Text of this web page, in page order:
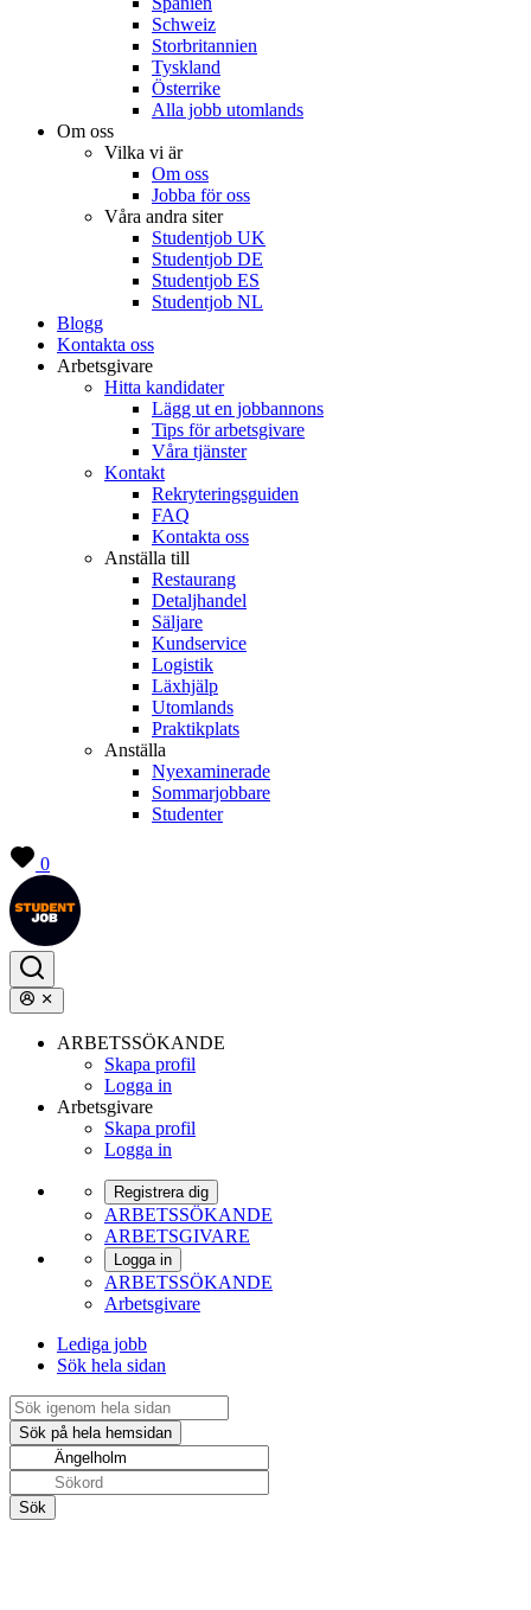
Schweiz
Storbritannien
Tyskland
Österrike
Alla jobb utomlands
Om oss
Vilka vi är
Om oss
Jobba för oss
Våra andra siter
Studentjob UK
Studentjob DE
Studentjob ES
Studentjob NL
Blogg
Kontakta oss
Arbetsgivare
Hitta kandidater
Lägg ut en jobbannons
Tips för arbetsgivare
Våra tjänster
Kontakt
Rekryteringsguiden
FAQ
Kontakta oss
Anställa till
Restaurang
Detaljhandel
Säljare
Kundservice
Logistik
Läxhjälp
Utomlands
Praktikplats
Anställa
Nyexaminerade
Sommarjobbare
Studenter
0
ARBETSSÖKANDE
Skapa profil
Logga in
Arbetsgivare
Skapa profil
Logga in
Registrera dig
ARBETSSÖKANDE
ARBETSGIVARE
Logga in
ARBETSSÖKANDE
Arbetsgivare
Lediga jobb
Sök hela sidan